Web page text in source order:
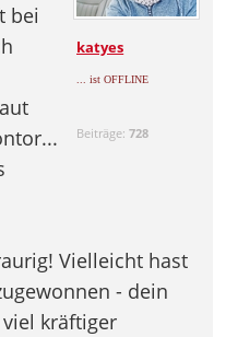
katyes
... ist OFFLINE
Beiträge:728
bei
Vielleicht hast
- dein
kräftiger